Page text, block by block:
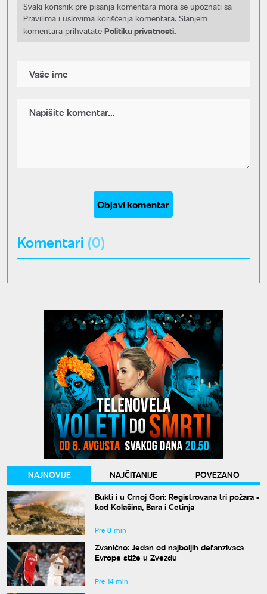
Svaki korisnik pre pisanja komentara mora se upoznati sa
Pravilima i uslovima korišćenja komentara. Slanjem
komentara prihvatate Politiku privatnosti.
Objavi komentar
Komentari (0)
NAJNOVIJE NAJČITANIJE
POVEZANO
Bukti i u Crnoj Gori: Registrovana tri požara -
kod Kolašina, Bara i Cetinja
Pre 8 min
Zvanično: Jedan od najboljih defanzivaca
Evrope stiže u Zvezdu
Pre 14 min